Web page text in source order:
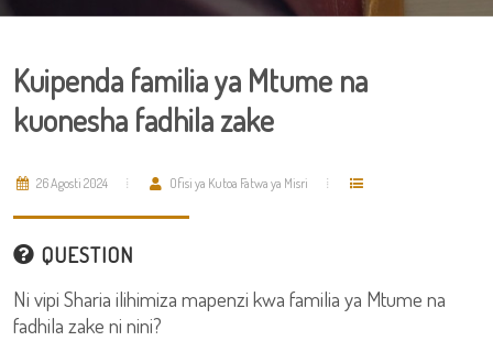
Kuipenda familia ya Mtume na
kuonesha fadhila zake
26 Agosti 2024 Ofisi ya Kutoa Fatwa ya Misri
QUESTION
Ni vipi Sharia ilihimiza mapenzi kwa familia ya Mtume na
fadhila zake ni nini?